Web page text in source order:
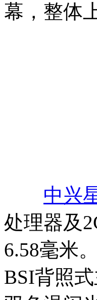
幕，整体
中兴
处理器及
6.58毫米
BSI背照